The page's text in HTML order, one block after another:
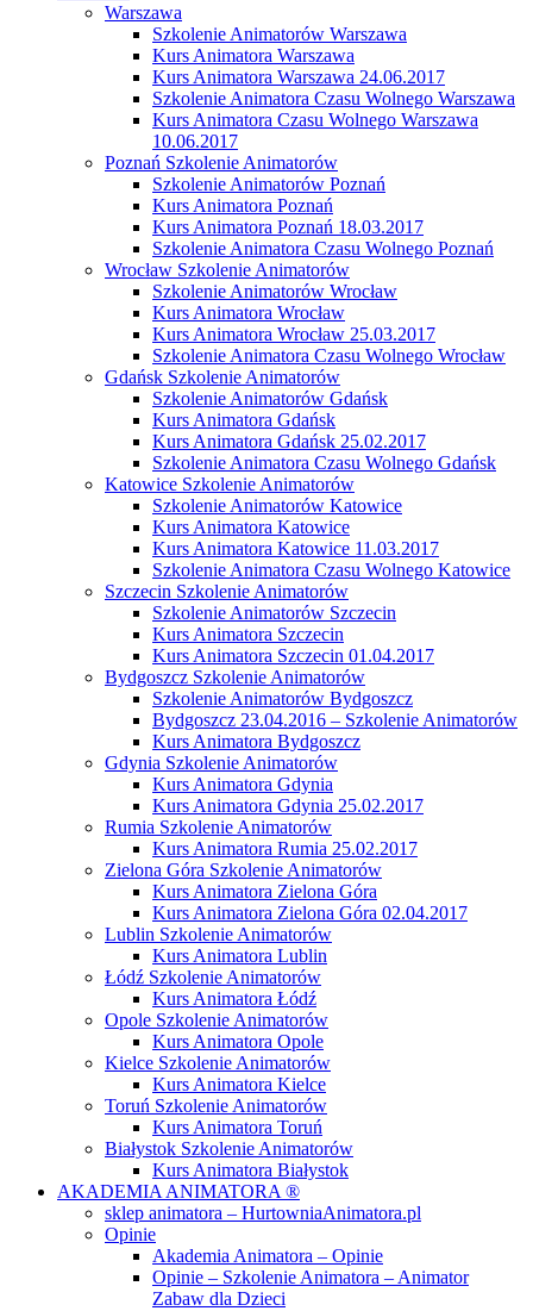
Warszawa
Szkolenie Animatorów Warszawa
Kurs Animatora Warszawa
Kurs Animatora Warszawa 24.06.2017
Szkolenie Animatora Czasu Wolnego Warszawa
Kurs Animatora Czasu Wolnego Warszawa
10.06.2017
Poznań Szkolenie Animatorów
Szkolenie Animatorów Poznań
Kurs Animatora Poznań
Kurs Animatora Poznań 18.03.2017
Szkolenie Animatora Czasu Wolnego Poznań
Wrocław Szkolenie Animatorów
Szkolenie Animatorów Wrocław
Kurs Animatora Wrocław
Kurs Animatora Wrocław 25.03.2017
Szkolenie Animatora Czasu Wolnego Wrocław
Gdańsk Szkolenie Animatorów
Szkolenie Animatorów Gdańsk
Kurs Animatora Gdańsk
Kurs Animatora Gdańsk 25.02.2017
Szkolenie Animatora Czasu Wolnego Gdańsk
Katowice Szkolenie Animatorów
Szkolenie Animatorów Katowice
Kurs Animatora Katowice
Kurs Animatora Katowice 11.03.2017
Szkolenie Animatora Czasu Wolnego Katowice
Szczecin Szkolenie Animatorów
Szkolenie Animatorów Szczecin
Kurs Animatora Szczecin
Kurs Animatora Szczecin 01.04.2017
Bydgoszcz Szkolenie Animatorów
Szkolenie Animatorów Bydgoszcz
Bydgoszcz 23.04.2016 – Szkolenie Animatorów
Kurs Animatora Bydgoszcz
Gdynia Szkolenie Animatorów
Kurs Animatora Gdynia
Kurs Animatora Gdynia 25.02.2017
Rumia Szkolenie Animatorów
Kurs Animatora Rumia 25.02.2017
Zielona Góra Szkolenie Animatorów
Kurs Animatora Zielona Góra
Kurs Animatora Zielona Góra 02.04.2017
Lublin Szkolenie Animatorów
Kurs Animatora Lublin
Łódź Szkolenie Animatorów
Kurs Animatora Łódź
Opole Szkolenie Animatorów
Kurs Animatora Opole
Kielce Szkolenie Animatorów
Kurs Animatora Kielce
Toruń Szkolenie Animatorów
Kurs Animatora Toruń
Białystok Szkolenie Animatorów
Kurs Animatora Białystok
AKADEMIA ANIMATORA ®
sklep animatora – HurtowniaAnimatora.pl
Opinie
Akademia Animatora – Opinie
Opinie – Szkolenie Animatora – Animator
Zabaw dla Dzieci